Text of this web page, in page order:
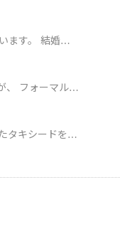
ます。 結婚…
、 フォーマル…
タキシードを…